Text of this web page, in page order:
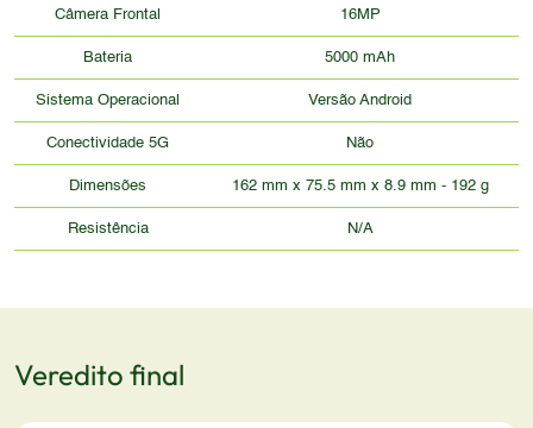
Câmera Frontal 16MP
Bateria 5000 mAh
Sistema Operacional Versão Android
Conectividade 5G Não
Dimensões 162 mm x 75.5 mm x 8.9 mm - 192 g
Resistência N/A
Veredito final